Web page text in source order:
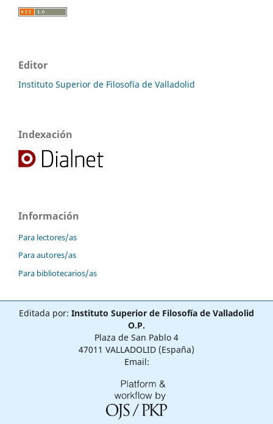
Editor
Instituto Superior de Filosofía de Valladolid
Indexación
Información
Para lectores/as
Para autores/as
Para bibliotecarios/as
Editada por: Instituto Superior de Filosofía de Valladolid
O.P.
Plaza de San Pablo 4
47011 VALLADOLID (España)
Email: